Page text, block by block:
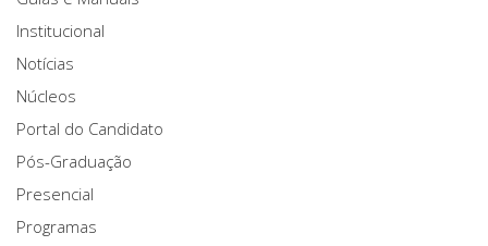
Institucional
Notícias
Núcleos
Portal do Candidato
Pós-Graduação
Presencial
Programas